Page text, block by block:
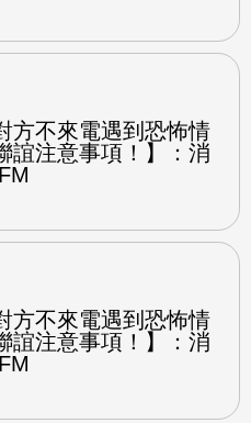
方不來電遇到恐怖情
誼注意事項！】：消
方不來電遇到恐怖情
誼注意事項！】：消